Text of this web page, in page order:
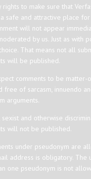
rights to make sure that
safe and attractive place
will not appear
by us. Just as with
That means not all
will be published.
comments to be matter-
free of sarcasm, innuendo
arguments.
sexist and otherwise
will not be published.
under pseudonym are
address is obligatory. The
one pseudonym is not